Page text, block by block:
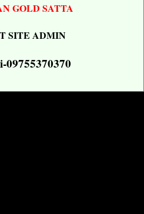
GOLD SATTA
SITE ADMIN
09755370370